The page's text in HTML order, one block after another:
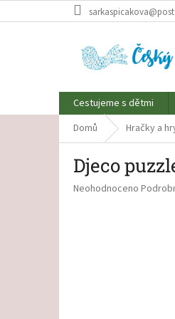
na
Cestujeme s dětmi
Domů
Hračky a
Djeco
Průměrné
Neohodnoceno